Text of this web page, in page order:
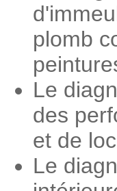
plomb
Le
des
et de
Le